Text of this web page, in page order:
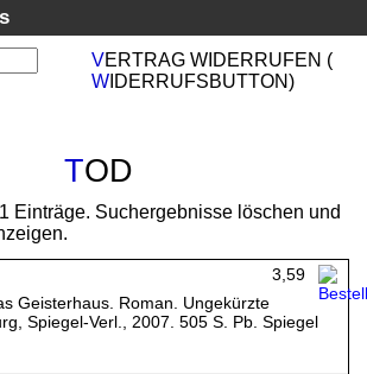
VERTRAG WIDERRUFEN (
WIDERRUFSBUTTON)
TOD
Einträge. Suchergebnisse löschen und
Geisterhaus. Roman. Ungekürzte
Spiegel-Verl., 2007. 505 S. Pb. Spiegel
3,59